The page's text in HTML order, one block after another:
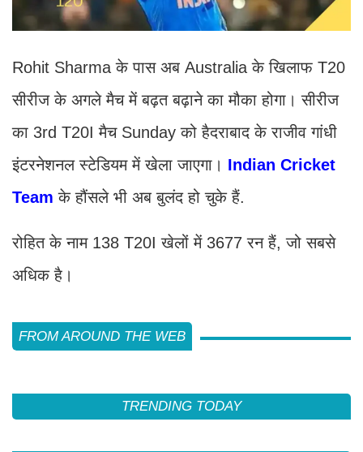
Rohit Sharma के पास अब Australia के खिलाफ T20
सीरीज के अगले मैच में बढ़त बढ़ाने का मौका होगा। सीरीज
का 3rd T20I मैच Sunday को हैदराबाद के राजीव गांधी
इंटरनेशनल स्टेडियम में खेला जाएगा। Indian Cricket
Team के हौंसले भी अब बुलंद हो चुके हैं.
रोहित के नाम 138 T20I खेलों में 3677 रन हैं, जो सबसे
अधिक है।
FROM AROUND THE WEB
TRENDING TODAY